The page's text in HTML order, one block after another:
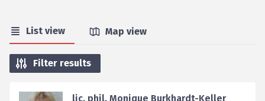
List view Map view
Filter results
lic. phil. Monique Burkhardt-Keller